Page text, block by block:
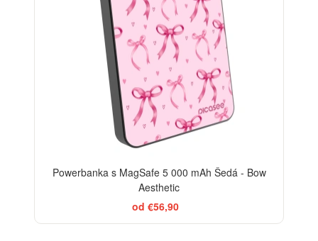
Powerbanka s MagSafe 5 000 mAh Šedá - Bow
Aesthetic
od €56,90